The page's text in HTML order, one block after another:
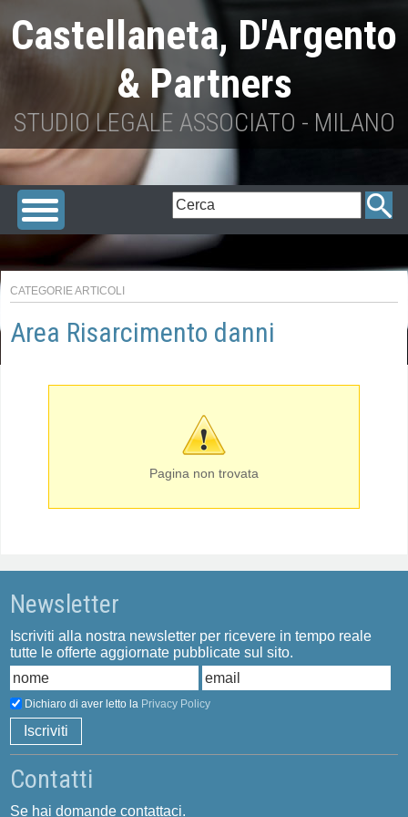
Castellaneta, D'Argento
& Partners
STUDIO LEGALE ASSOCIATO - MILANO
CATEGORIE ARTICOLI
Area Risarcimento danni
Pagina non trovata
Newsletter
Iscriviti alla nostra newsletter per ricevere in tempo reale
tutte le offerte aggiornate pubblicate sul sito.
Dichiaro di aver letto la Privacy Policy
Contatti
Se hai domande contattaci.